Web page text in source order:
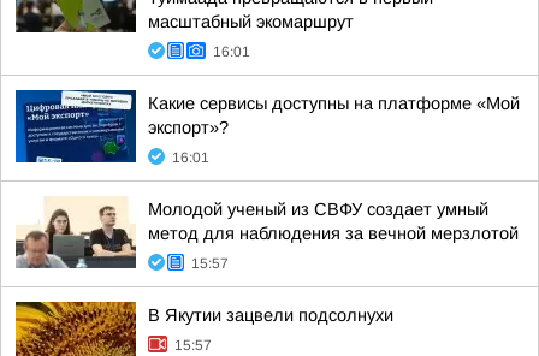
масштабный экомаршрут
16:01
Какие сервисы доступны на платформе «Мой
экспорт»?
16:01
Молодой ученый из СВФУ создает умный
метод для наблюдения за вечной мерзлотой
15:57
В Якутии зацвели подсолнухи
15:57